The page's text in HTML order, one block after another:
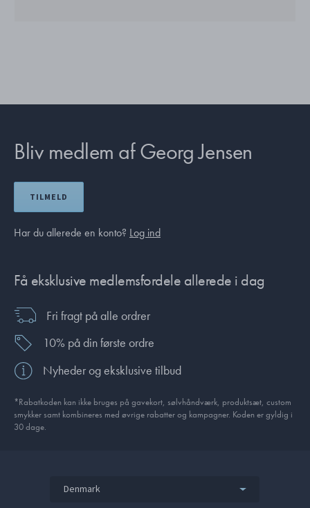
Bliv medlem af Georg Jensen
TILMELD
Har du allerede en konto? Log ind
Få eksklusive medlemsfordele allerede i dag
Fri fragt på alle ordrer
10% på din første ordre
Nyheder og eksklusive tilbud
*Rabatkoden kan ikke bruges på gavekort, sølvhåndværk, produktsæt, custom
smykker samt kombineres med øvrige rabatter og kampagner. Koden er gyldig i
30 dage.
Denmark